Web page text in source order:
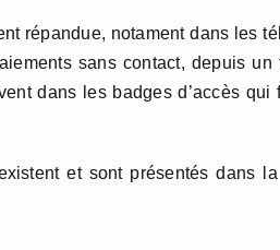
répandue, notament dans les
sans contact, depuis
dans les badges d’accès
et sont présentés dans